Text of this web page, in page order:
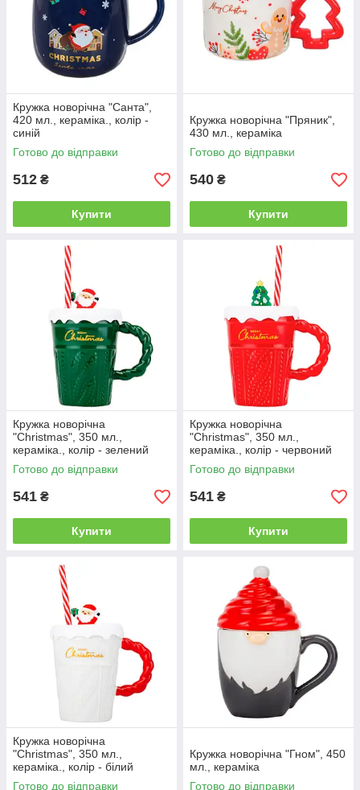
Кружка новорічна "Санта",
420 мл., кераміка., колір -
синій
Готово до відправки
512 ₴
Купити
Кружка новорічна "Пряник",
430 мл., кераміка
Готово до відправки
540 ₴
Купити
Кружка новорічна
"Christmas", 350 мл.,
кераміка., колір - зелений
Готово до відправки
541 ₴
Купити
Кружка новорічна
"Christmas", 350 мл.,
кераміка., колір - червоний
Готово до відправки
541 ₴
Купити
Кружка новорічна
"Christmas", 350 мл.,
кераміка., колір - білий
Готово до відправки
Кружка новорічна "Гном", 450
мл., кераміка
Готово до відправки